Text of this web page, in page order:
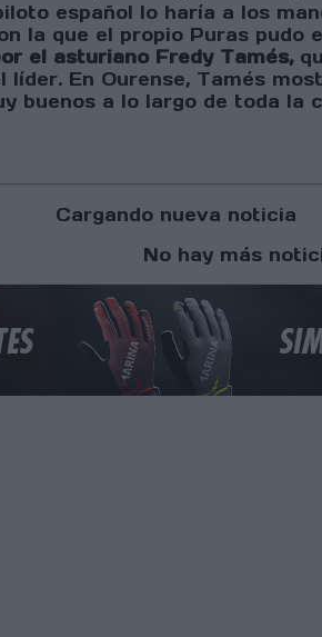
español lo haría a los
la que el propio Puras
el asturiano Fredy Tamés,
En Ourense, Tamés
buenos a lo largo de toda la
Cargando nueva noticia
No hay más